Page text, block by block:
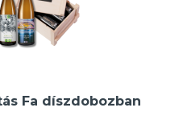
Fa díszdobozban